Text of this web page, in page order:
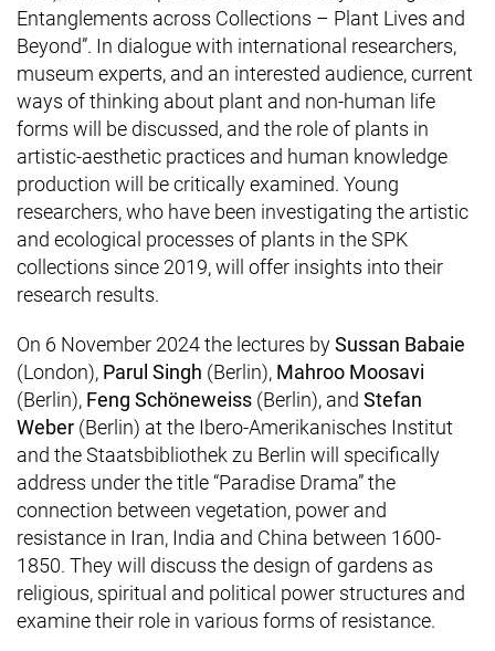
Entanglements across Collections – Plant Lives and
Beyond”. In dialogue with international researchers,
museum experts, and an interested audience, current
ways of thinking about plant and non-human life
forms will be discussed, and the role of plants in
artistic-aesthetic practices and human knowledge
production will be critically examined. Young
researchers, who have been investigating the artistic
and ecological processes of plants in the SPK
collections since 2019, will offer insights into their
research results.
On 6 November 2024 the lectures bySussan Babaie
(London), Parul Singh (Berlin), Mahroo Moosavi
(Berlin), Feng Schöneweiss (Berlin), and Stefan
Weber (Berlin) at the Ibero-Amerikanisches Institut
and the Staatsbibliothek zu Berlin will specifically
address under the title “Paradise Drama” the
connection between vegetation, power and
resistance in Iran, India and China between 1600-
1850. They will discuss the design of gardens as
religious, spiritual and political power structures and
examine their role in various forms of resistance.